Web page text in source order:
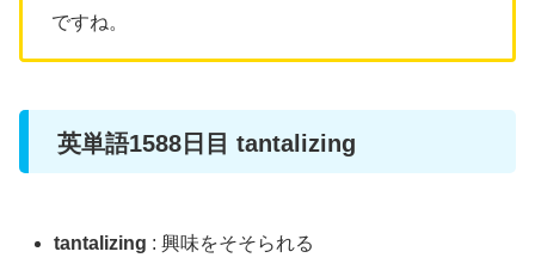
ですね。
英単語1588日目 tantalizing
tantalizing : 興味をそそられる